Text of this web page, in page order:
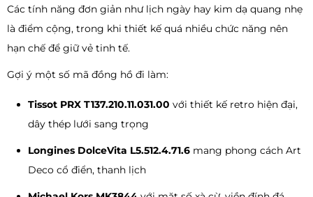
Các tính năng đơn giản như lịch ngày hay kim dạ quang nhẹ
là điểm cộng, trong khi thiết kế quá nhiều chức năng nên
hạn chế để giữ vẻ tinh tế.
Gợi ý một số mã đồng hồ đi làm:
Tissot PRX T137.210.11.031.00 với thiết kế retro hiện đại,
dây thép lưới sang trọng
Longines DolceVita L5.512.4.71.6 mang phong cách Art
Deco cổ điển, thanh lịch